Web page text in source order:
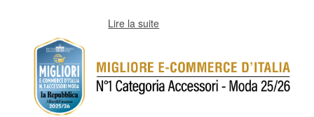
Lire la suite